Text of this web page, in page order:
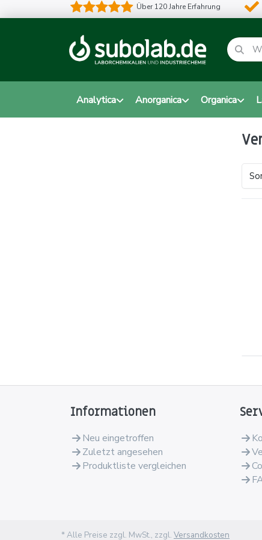
Über 120 Jahre Erfahrung
Analytica Anorganica Organica
Informationen
Neu eingetroffen
Zuletzt angesehen
Produktliste vergleichen
* Alle Preise zzgl. MwSt., zzgl. Versandkosten